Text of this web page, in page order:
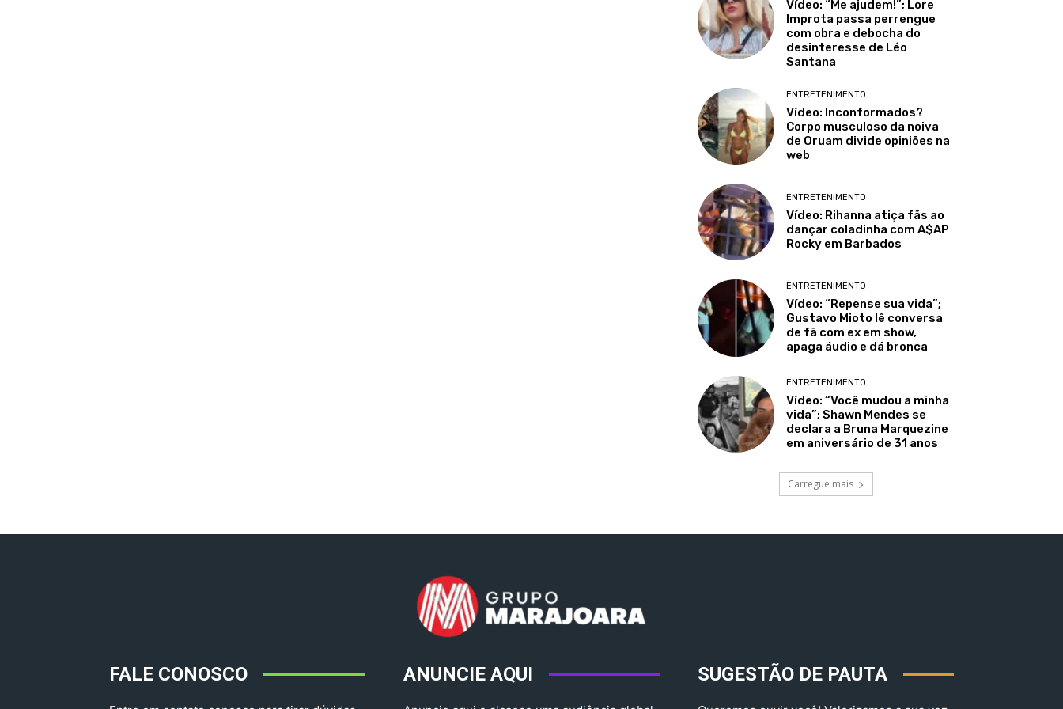
Vídeo: “Me ajudem!”; Lore
Improta passa perrengue
com obra e debocha do
desinteresse de Léo
Santana
ENTRETENIMENTO
Vídeo: Inconformados?
Corpo musculoso da noiva
de Oruam divide opiniões na
web
ENTRETENIMENTO
Vídeo: Rihanna atiça fãs ao
dançar coladinha com A$AP
Rocky em Barbados
ENTRETENIMENTO
Vídeo: “Repense sua vida”;
Gustavo Mioto lê conversa
de fã com ex em show,
apaga áudio e dá bronca
ENTRETENIMENTO
Vídeo: “Você mudou a minha
vida”; Shawn Mendes se
declara a Bruna Marquezine
em aniversário de 31 anos
Carregue mais
FALE CONOSCO ANUNCIE AQUI SUGESTÃO DE PAUTA